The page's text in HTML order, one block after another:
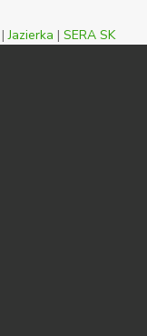
|Jazierka | SERA SK